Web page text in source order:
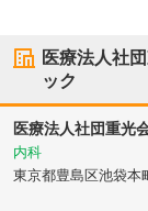
医療法人社
ック
医療法人社団重光
内科
東京都豊島区池袋本